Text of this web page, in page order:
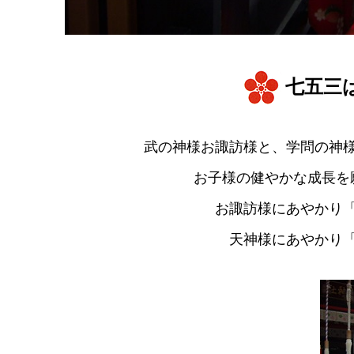
七五三
武の神様お諏訪様と、学問の神
お子様の健やかな成長
お諏訪様にあやかり
天神様にあやかり